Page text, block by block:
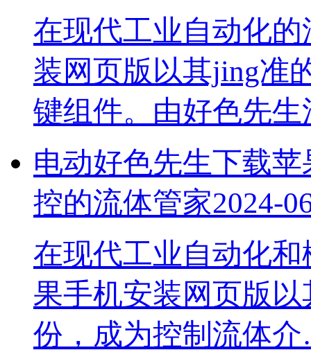
在现代工业自动化的
装网页版以其jing准的
键组件。由好色先
电动好色先生下载苹果
控的流体管家2024-
在现代工业自动化和
果手机安装网页版以
份，成为控制流体